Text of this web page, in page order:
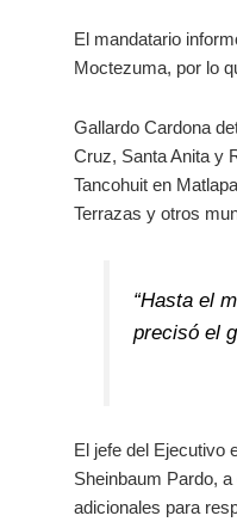
El mandatario
Moctezuma, por lo
Gallardo Cardona
Cruz, Santa Anita y
Tancohuit en
Terrazas y otros
“Hasta el
precisó el
El jefe del Ejecutivo
Sheinbaum Pardo,
adicionales para